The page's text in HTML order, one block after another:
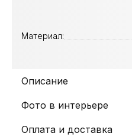
Материал:
Описание
Фото в интерьере
Оплата и доставка